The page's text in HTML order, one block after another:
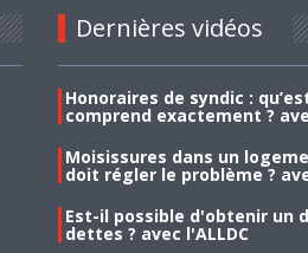
Dernières vidéos
Honoraires de syndic :
comprend exactement ?
Moisissures dans un
doit régler le problème ?
Est-il possible d'obtenir un
dettes ? avec l'ALLDC